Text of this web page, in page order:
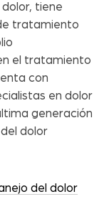
tiene
tratamiento
el tratamiento
con
en dolor
generación
dolor
del dolor